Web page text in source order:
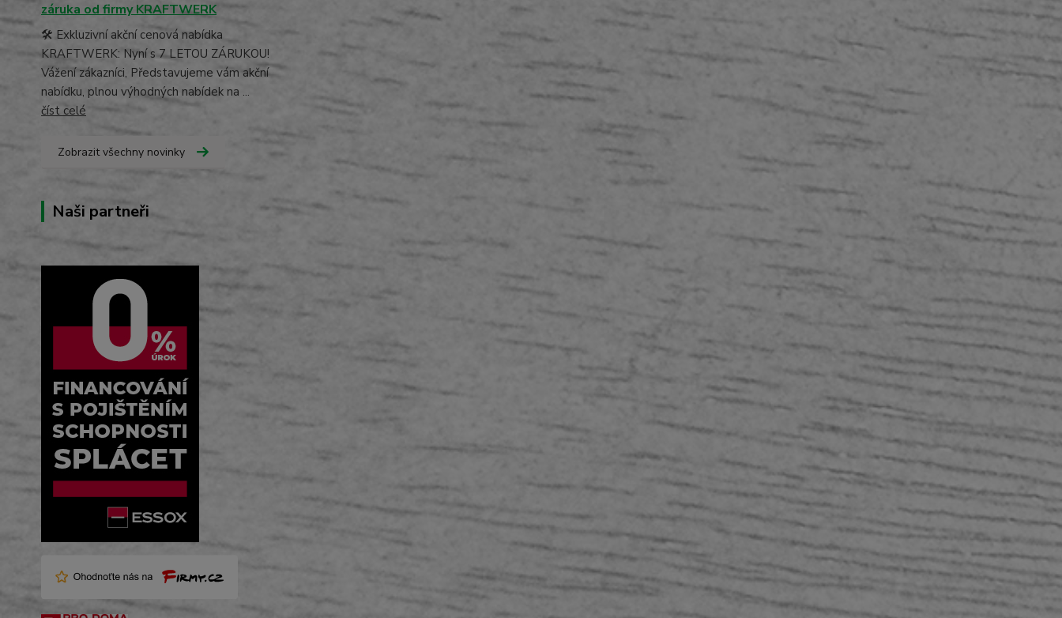
záruka od firmy KRAFTWERK
🛠️ Exkluzivní akční cenová nabídka
KRAFTWERK: Nyní s 7 LETOU ZÁRUKOU!
Vážení zákazníci, Představujeme vám akční
nabídku, plnou výhodných nabídek na ...
číst celé
Zobrazit všechny novinky
Naši partneři